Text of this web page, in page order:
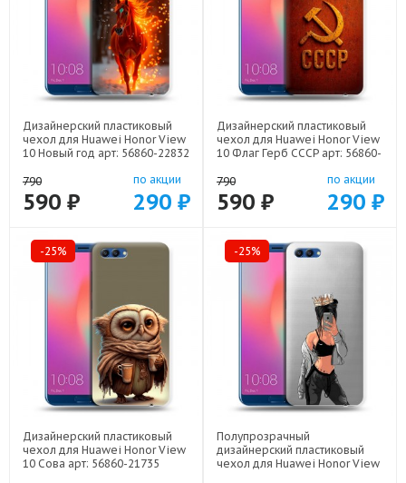
Дизайнерский пластиковый
чехол для Huawei Honor View
10 Новый год арт: 56860-22832
790
590 ₽
по акции
290 ₽
Дизайнерский пластиковый
чехол для Huawei Honor View
10 Флаг Герб СССР арт: 56860-
790
590 ₽
по акции
290 ₽
-25%
Дизайнерский пластиковый
чехол для Huawei Honor View
10 Сова арт: 56860-21735
-25%
Полупрозрачный
дизайнерский пластиковый
чехол для Huawei Honor View